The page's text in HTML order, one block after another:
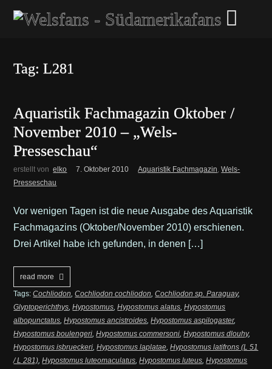
Tag: L281
Aquaristik Fachmagazin Oktober /
November 2010 – „Wels-
Presseschau“
erstellt von elko 7. Oktober 2010 Aquaristik Fachmagazin,Wels-
Presseschau
Vor wenigen Tagen ist die neue Ausgabe des Aquaristik
Fachmagazins (Oktober/November 2010) erschienen.
Drei Artikel habe ich gefunden, in denen […]
read more
Tags:Cochliodon,Cochliodon cochliodon,Cochliodon sp. Paraguay,
Glyptoperichthys,Hypostomus,Hypostomus alatus,Hypostomus
albopunctatus,Hypostomus ancistroides,Hypostomus aspilogaster,
Hypostomus boulengeri,Hypostomus commersoni,Hypostomus dlouhy,
Hypostomus isbrueckeri,Hypostomus laplatae,Hypostomus latifrons (L 51
/ L 281),Hypostomus luteomaculatus,Hypostomus luteus,Hypostomus